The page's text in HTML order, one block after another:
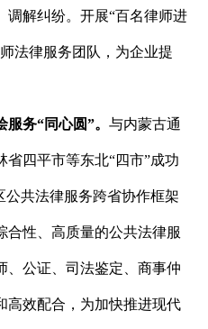
调解纠纷。开展“百名律师进
法律服务团队，为企业提
服务“同心圆”。与内蒙古通
四平市等东北“四市”成功
公共法律服务跨省协作框架
合性、高质量的公共法律服
、公证、司法鉴定、商事仲
高效配合，为加快推进现代